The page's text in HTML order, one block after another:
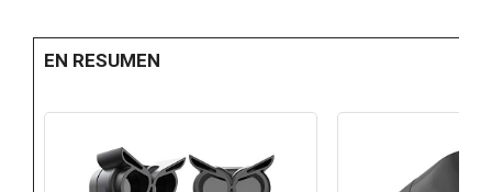
EN RESUMEN